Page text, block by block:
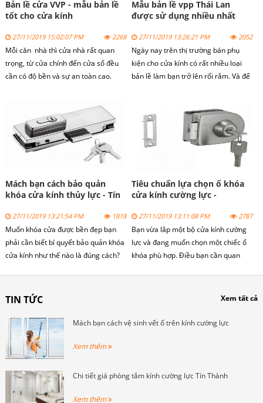
Bản lề cửa VVP - mẫu bản lề
tốt cho cửa kính
27/11/2019 15:02:07 PM 2268
Mỗi căn nhà thì cửa nhà rất quan
trọng, từ cửa chính đến cửa sổ đều
cần có độ bền và sự an toàn cao.
phải chọn lựa rất kỹ lưỡng để đảm
bảo an toàn cho cửa.
Mẫu bản lề vpp Thái Lan
được sử dụng nhiều nhất
27/11/2019 13:26:21 PM 2052
Ngày nay trên thị trường bán phụ
kiện cho cửa kính có rất nhiều loại
bản lề làm bạn trở lên rối rắm. Và để
phẩm bản lề VVP Thái Lan với nhiều
những đặc điểm nổi bật.
Mách bạn cách bảo quản
khóa cửa kính thủy lực - Tín
27/11/2019 13:21:54 PM 1818
Muốn khóa cửa được bền đẹp bạn
phải cần biết bí quyết bảo quản khóa
cửa kính như thế nào là đúng cách?
Tiêu chuẩn lựa chọn ổ khóa
cửa kính cường lực -
27/11/2019 13:11:08 PM 2787
Bạn vừa lắp một bộ cửa kính cường
lực và đang muốn chọn một chiếc ổ
khóa phù hợp. Điều bạn cần quan
viết dưới để hiểu rõ các tiêu chuẩn kỹ
TIN TỨC Xem tất cả
Mách bạn cách vệ sinh vết ố trên kính cường lực
Xem thêm
Chi tiết giá phòng tắm kính cường lực Tín Thành
Xem thêm